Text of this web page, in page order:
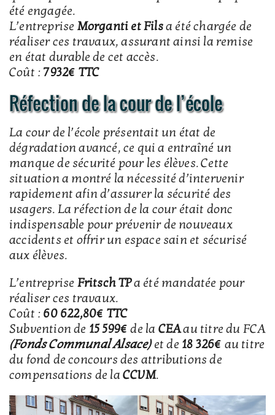
été engagée.
L’entreprise Morganti et Filsa été chargée de
réaliser ces travaux, assurant ainsi la remise
en état durable de cet accès.
Coût : 7932€ TTC
Réfection de la cour de l’école
La cour de l’école présentait un état de
dégradation avancé, ce qui a entraîné un
manque de sécurité pour les élèves. Cette
situation a montré la nécessité d’intervenir
rapidement afin d’assurer la sécurité des
usagers. La réfection de la cour était donc
indispensable pour prévenir de nouveaux
accidents et offrir un espace sain et sécurisé
aux élèves.
L’entreprise Fritsch TPa été mandatée pour
réaliser ces travaux.
Coût : 60 622,80€ TTC
Subvention de 15 599€ de la CEAau titre du FCA
(Fonds Communal Alsace)et de 18 326€ au titre
du fond de concours des attributions de
compensations de la CCVM.